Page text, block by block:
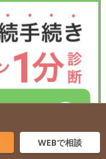
WEBで相談